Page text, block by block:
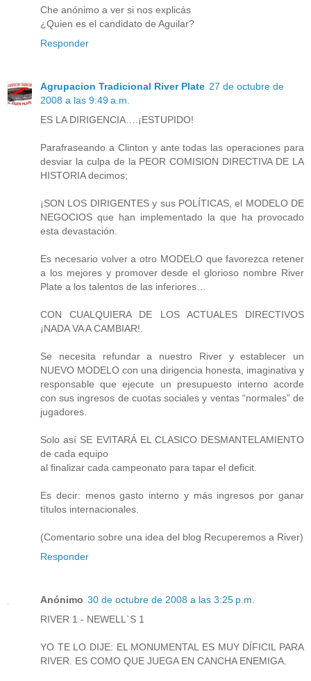
Che anónimo a ver si nos explicás
¿Quien es el candidato de Aguilar?
Responder
Agrupacion Tradicional River Plate 27 de octubre de
2008 a las 9:49 a.m.
ES LA DIRIGENCIA….¡ESTUPIDO!
Parafraseando a Clinton y ante todas las operaciones para
desviar la culpa de la PEOR COMISION DIRECTIVA DE LA
HISTORIA decimos;
¡SON LOS DIRIGENTES y sus POLÍTICAS, el MODELO DE
NEGOCIOS que han implementado la que ha provocado
esta devastación.
Es necesario volver a otro MODELO que favorezca retener
a los mejores y promover desde el glorioso nombre River
Plate a los talentos de las inferiores…
CON CUALQUIERA DE LOS ACTUALES DIRECTIVOS
¡NADA VA A CAMBIAR!.
Se necesita refundar a nuestro River y establecer un
NUEVO MODELO con una dirigencia honesta, imaginativa y
responsable que ejecute un presupuesto interno acorde
con sus ingresos de cuotas sociales y ventas “normales” de
jugadores.
Solo así SE EVITARÁ EL CLASICO DESMANTELAMIENTO
de cada equipo
al finalizar cada campeonato para tapar el deficit.
Es decir: menos gasto interno y más ingresos por ganar
títulos internacionales.
(Comentario sobre una idea del blog Recuperemos a River)
Responder
Anónimo 30 de octubre de 2008 a las 3:25 p.m.
RIVER 1 - NEWELL`S 1
YO TE LO DIJE: EL MONUMENTAL ES MUY DÍFICIL PARA
RIVER. ES COMO QUE JUEGA EN CANCHA ENEMIGA.